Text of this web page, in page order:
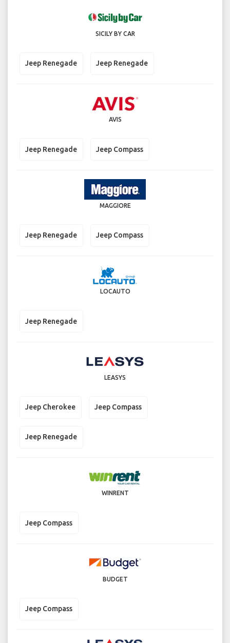
SICILY BY CAR
Jeep Renegade Jeep Renegade
AVIS
Jeep Renegade Jeep Compass
MAGGIORE
Jeep Renegade Jeep Compass
LOCAUTO
Jeep Renegade
LEASYS
Jeep Cherokee Jeep Compass
Jeep Renegade
WINRENT
Jeep Compass
BUDGET
Jeep Compass